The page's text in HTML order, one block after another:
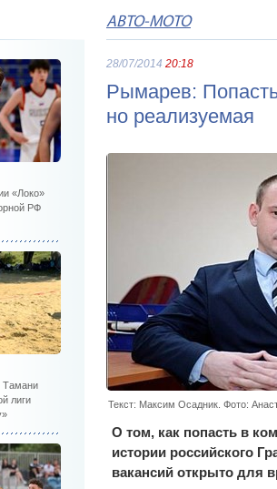
«Локо»
РФ
Тамани
лиги
АВТО-МОТО
28/07/2014 20:18
Рымарев:
но реализуемая
Текст: Максим Осадник. Фото:
О том, как попасть в
истории российского
вакансий открыто для